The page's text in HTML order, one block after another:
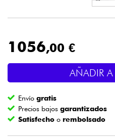
Luces
Vientos
1056,00 €
AÑADIR A
Envíogratis
Precios bajosgarantizados
Satisfecho o rembolsado